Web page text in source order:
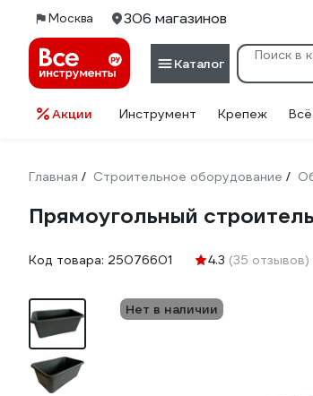
Москва 306 магазинов
Каталог
Акции Инструмент Крепеж
Главная / Строительное оборудование /
Прямоугольный
Код товара: 25076601 4.3 (35 отзывов)
Нет в наличии